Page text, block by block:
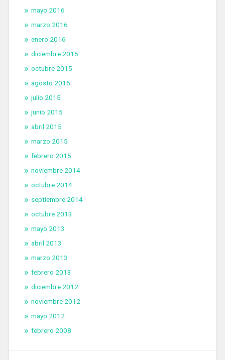
mayo 2016
marzo 2016
enero 2016
diciembre 2015
octubre 2015
agosto 2015
julio 2015
junio 2015
abril 2015
marzo 2015
febrero 2015
noviembre 2014
octubre 2014
septiembre 2014
octubre 2013
mayo 2013
abril 2013
marzo 2013
febrero 2013
diciembre 2012
noviembre 2012
mayo 2012
febrero 2008